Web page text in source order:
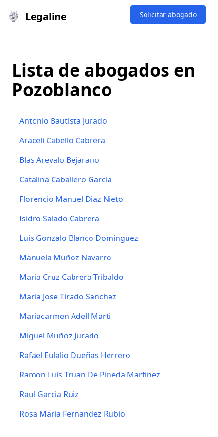
Legaline Solicitar abogado
Lista de abogados en
Pozoblanco
Antonio Bautista Jurado
Araceli Cabello Cabrera
Blas Arevalo Bejarano
Catalina Caballero Garcia
Florencio Manuel Diaz Nieto
Isidro Salado Cabrera
Luis Gonzalo Blanco Dominguez
Manuela Muñoz Navarro
Maria Cruz Cabrera Tribaldo
Maria Jose Tirado Sanchez
Mariacarmen Adell Marti
Miguel Muñoz Jurado
Rafael Eulalio Dueñas Herrero
Ramon Luis Truan De Pineda Martinez
Raul Garcia Ruiz
Rosa Maria Fernandez Rubio